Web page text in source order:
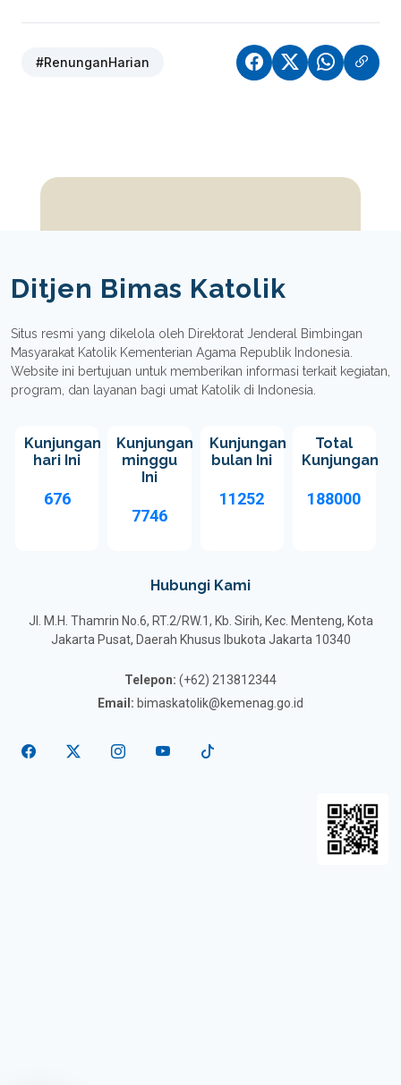
#RenunganHarian
Ditjen Bimas Katolik
Situs resmi yang dikelola oleh Direktorat Jenderal Bimbingan
Masyarakat Katolik Kementerian Agama Republik Indonesia.
Website ini bertujuan untuk memberikan informasi terkait kegiatan,
program, dan layanan bagi umat Katolik di Indonesia.
Kunjungan
hari Ini
676
Kunjungan
minggu
Ini
7746
Kunjungan
bulan Ini
11252
Total
Kunjungan
188000
Hubungi Kami
Jl. M.H. Thamrin No.6, RT.2/RW.1, Kb. Sirih, Kec. Menteng, Kota
Jakarta Pusat, Daerah Khusus Ibukota Jakarta 10340
Telepon: (+62) 213812344
Email: bimaskatolik@kemenag.go.id